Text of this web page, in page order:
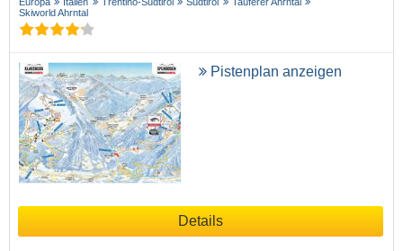
Skiworld Ahrntal
Pistenplan anzeigen
Details